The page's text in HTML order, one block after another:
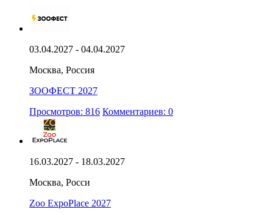
03.04.2027 - 04.04.2027
Москва, Россия
ЗООФЕСТ 2027
Просмотров: 816 Комментариев: 0
16.03.2027 - 18.03.2027
Москва, Росси
Zoo ExpoPlace 2027